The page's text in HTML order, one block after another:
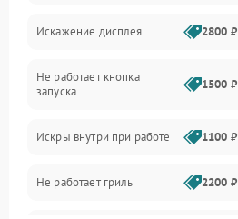
Питание и запуск
Нагрев и приготовление
Программное обеспечение
Искажение дисплея 2800 ₽
Не работает кнопка
запуска
1500 ₽
Искры внутри при работе 1100 ₽
Не работает гриль 2200 ₽